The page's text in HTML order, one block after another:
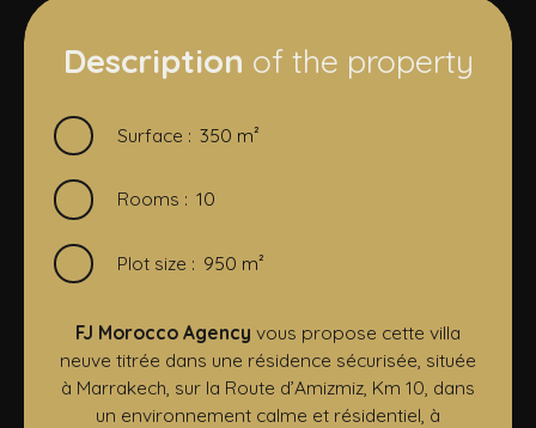
Description of the property
Surface : 350 m²
Rooms : 10
Plot size : 950 m²
FJ Morocco Agency vous propose cette villa
neuve titrée dans une résidence sécurisée, située
à Marrakech, sur la Route d’Amizmiz, Km 10, dans
un environnement calme et résidentiel, à